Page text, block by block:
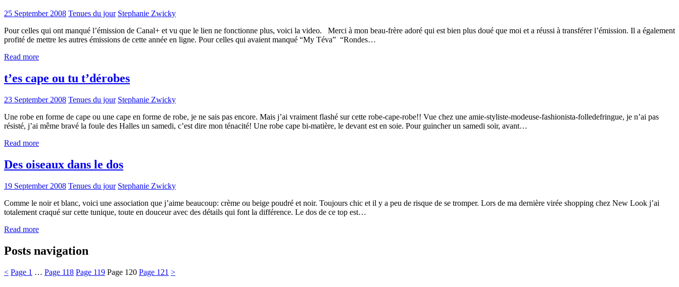
25 September 2008 Tenues du jour Stephanie Zwicky
Pour celles qui ont manqué l’émission de Canal+ et vu que le lien ne fonctionne plus, voici la video. Merci à mon beau-frère adoré qui est bien plus doué que moi et a réussi à transférer l’émission. Il a également
profité de mettre les autres émissions de cette année en ligne. Pour celles qui avaient manqué “My Téva” “Rondes…
Read more
t’es cape ou tu t’dérobes
23 September 2008 Tenues du jour Stephanie Zwicky
Une robe en forme de cape ou une cape en forme de robe, je ne sais pas encore. Mais j’ai vraiment flashé sur cette robe-cape-robe!! Vue chez une amie-styliste-modeuse-fashionista-folledefringue, je n’ai pas
résisté, j’ai même bravé la foule des Halles un samedi, c’est dire mon ténacité! Une robe cape bi-matière, le devant est en soie. Pour guincher un samedi soir, avant…
Read more
Des oiseaux dans le dos
19 September 2008 Tenues du jour Stephanie Zwicky
Comme le noir et blanc, voici une association que j’aime beaucoup: crème ou beige poudré et noir. Toujours chic et il y a peu de risque de se tromper. Lors de ma dernière virée shopping chez New Look j’ai
totalement craqué sur cette tunique, toute en douceur avec des détails qui font la différence. Le dos de ce top est…
Read more
Posts navigation
< Page 1 … Page 118 Page 119 Page 120 Page 121 >